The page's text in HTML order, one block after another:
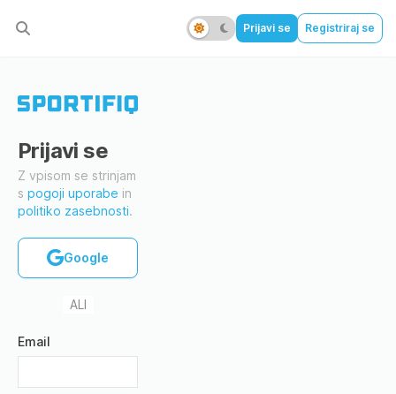
Prijavi se Registriraj se
Prijavi se
Z vpisom se strinjam
s pogoji uporabe in
politiko zasebnosti.
Google
ALI
Email